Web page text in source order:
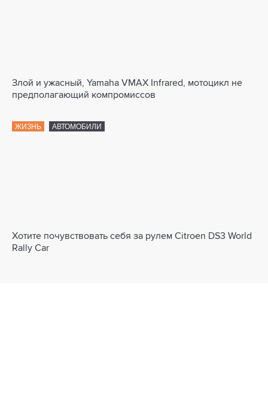
Злой и ужасный, Yamaha VMAX Infrared, мотоцикл не
предполагающий компромиссов
ЖИЗНЬ АВТОМОБИЛИ
Хотите почувствовать себя за рулем Citroen DS3 World
Rally Car